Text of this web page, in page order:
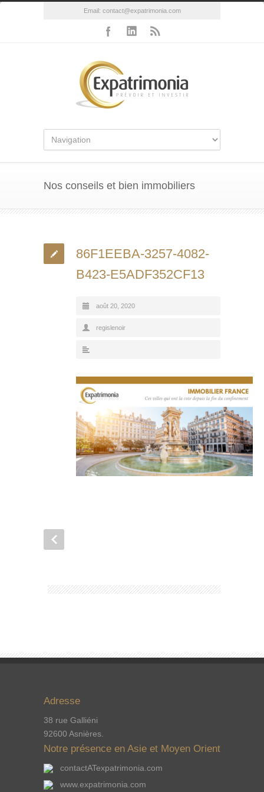
Email: contact@expatrimonia.com
Nos conseils et bien immobiliers
86F1EEBA-3257-4082-
B423-E5ADF352CF13
août 20, 2020
regislenoir
Adresse
38 rue Galliéni
92600 Asnières.
Notre présence en Asie et Moyen Orient
contactATexpatrimonia.com
www.expatrimonia.com